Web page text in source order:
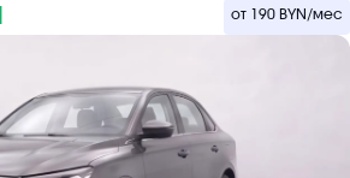
от 190 BYN /мес